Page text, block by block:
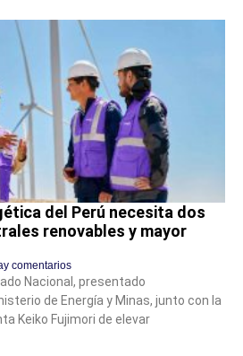
del Perú necesita dos
renovables y mayor
comentarios
Nacional, presentado
de Energía y Minas, junto con la
Keiko Fujimori de elevar